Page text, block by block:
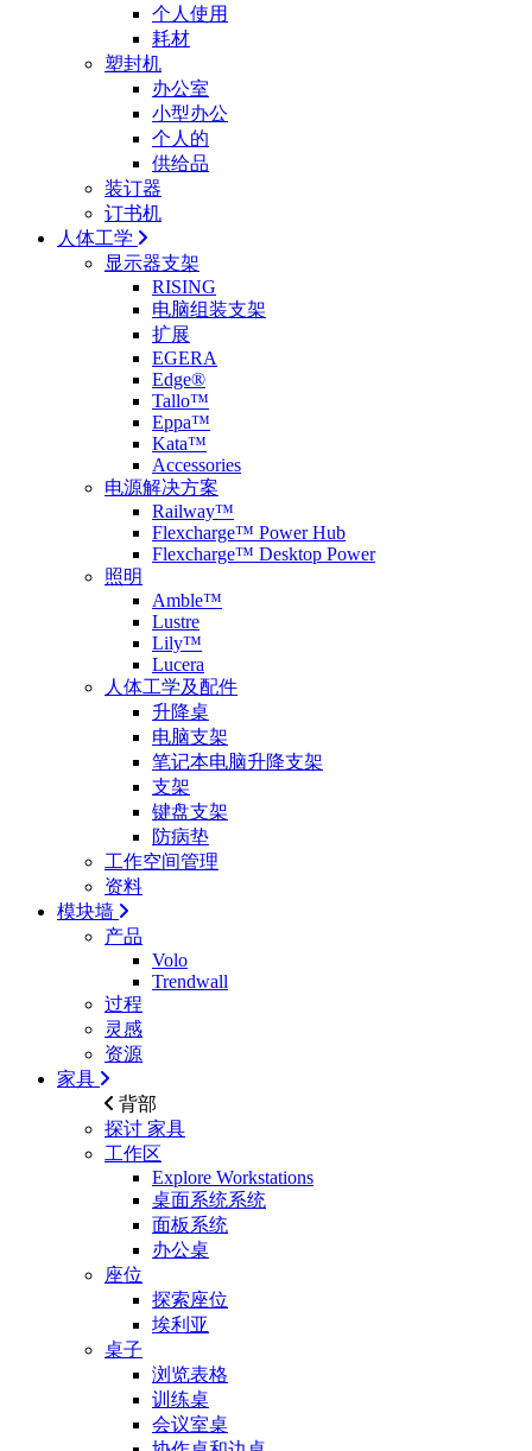
个人使用
耗材
塑封机
办公室
小型办公
个人的
供给品
装订器
订书机
人体工学
显示器支架
RISING
电脑组装支架
扩展
EGERA
Edge®
Tallo™
Eppa™
Kata™
Accessories
电源解决方案
Railway™
Flexcharge™ Power Hub
Flexcharge™ Desktop Power
照明
Amble™
Lustre
Lily™
Lucera
人体工学及配件
升降桌
电脑支架
笔记本电脑升降支架
支架
键盘支架
防病垫
工作空间管理
资料
模块墙
产品
Volo
Trendwall
过程
灵感
资源
家具
背部
探讨 家具
工作区
Explore Workstations
桌面系统系统
面板系统
办公桌
座位
探索座位
埃利亚
桌子
浏览表格
训练桌
会议室桌